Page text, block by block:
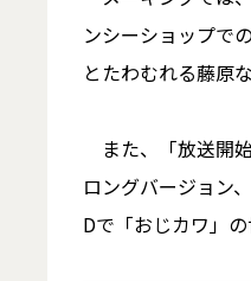
ンシーショップで
とたわむれる藤原
また、「放送開
ロングバージョン
Dで「おじカワ」